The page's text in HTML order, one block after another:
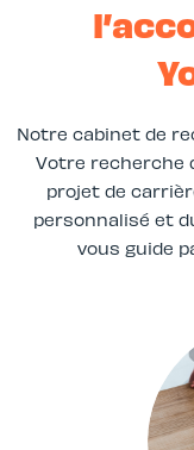
Notre cabinet de
Votre recherche
projet de
personnalisé et
vous guide